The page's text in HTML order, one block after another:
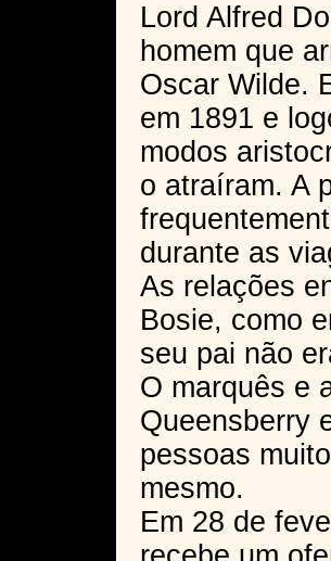
Lord Alfred
homem que
Oscar Wilde.
em 1891 e
modos
o atraíram. A
durante as
As relações
Bosie, como
seu pai não
O marquês e
Queensberry
pessoas
mesmo.
Em 28 de